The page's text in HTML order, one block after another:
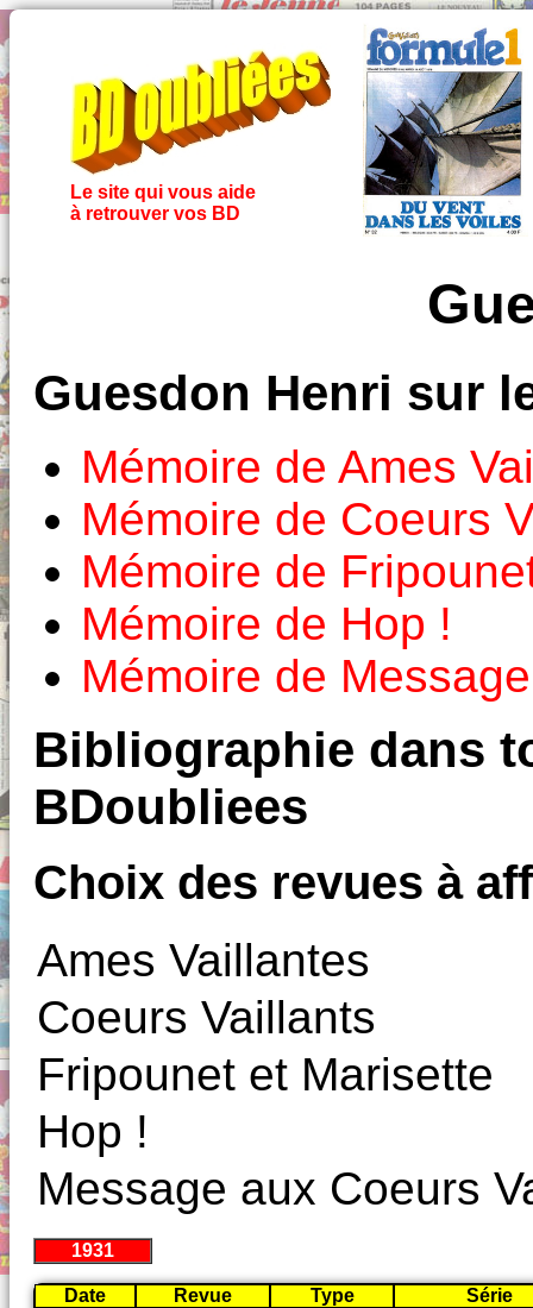
Le site qui vous aide
à retrouver vos BD
Guesdon Henri sur
Mémoire de Ames
Mémoire de Coeurs
Mémoire de
Mémoire de Hop !
Mémoire de
Bibliographie dans
BDoubliees
Choix des revues à
Ames Vaillantes
Coeurs Vaillants
Fripounet et Marisette
Hop !
Message aux Coeurs
1931
Date Revue Type Série